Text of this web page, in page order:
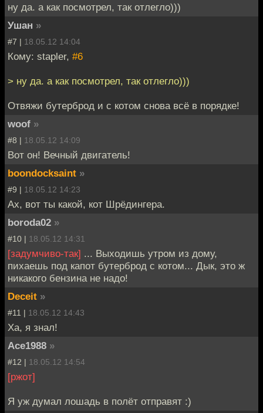
ну да. а как посмотрел, так отлегло)))
Ушан »
#7 | 18.05.12 14:04
Кому: stapler, #6
> ну да. а как посмотрел, так отлегло)))
Отвяжи бутерброд и с котом снова всё в порядке!
woof »
#8 | 18.05.12 14:09
Вот он! Вечный двигатель!
boondocksaint »
#9 | 18.05.12 14:23
Ах, вот ты какой, кот Шрёдингера.
boroda02 »
#10 | 18.05.12 14:31
[задумчиво-так] ... Выходишь утром из дому,
пихаешь под капот бутерброд с котом... Дык, это ж
никакого бензина не надо!
Deceit »
#11 | 18.05.12 14:43
Ха, я знал!
Ace1988 »
#12 | 18.05.12 14:54
[ржот]
Я уж думал лошадь в полёт отправят :)